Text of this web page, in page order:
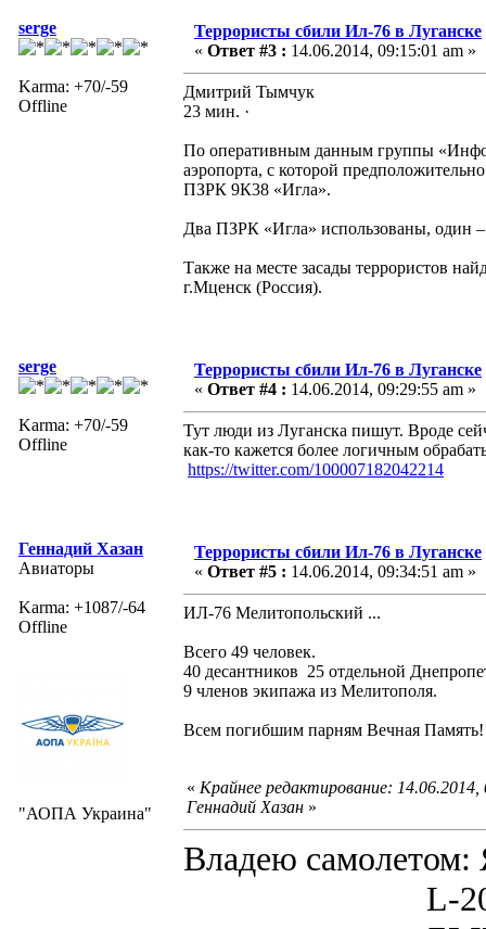
serge
Karma: +70/-59
Offline
Террористы сбили Ил-76 в Луганске
« Ответ #3 : 14.06.2014, 09:15:01 am »
Дмитрий Тымчук
23 мин. ·
По оперативным данным группы
аэропорта, с которой
ПЗРК 9К38 «Игла».
Два ПЗРК «Игла» использованы, один –
Также на месте засады террористов
г.Мценск (Россия).
serge
Karma: +70/-59
Offline
Террористы сбили Ил-76 в Луганске
« Ответ #4 : 14.06.2014, 09:29:55 am »
Тут люди из Луганска пишут. Вроде
как-то кажется более логичным
https://twitter.com/100007182042214
Геннадий Хазан
Авиаторы
Karma: +1087/-64
Offline
"АОПА Украина"
Террористы сбили Ил-76 в Луганске
« Ответ #5 : 14.06.2014, 09:34:51 am »
ИЛ-76 Мелитопольский ...
Всего 49 человек.
40 десантников 25 отдельной
9 членов экипажа из Мелитополя.
Всем погибшим парням Вечная
« Крайнее редактирование:
Геннадий Хазан »
Владею
L-200D